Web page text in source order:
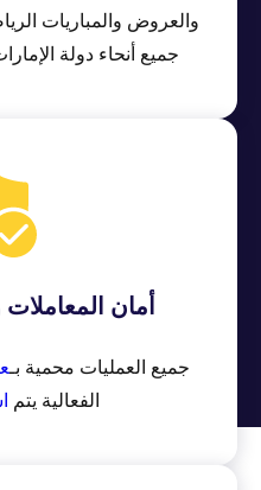
والعروض والمباريات
جميع أنحاء دولة
أمان
جميع العمليات محمية بـ
الفعالية يتم